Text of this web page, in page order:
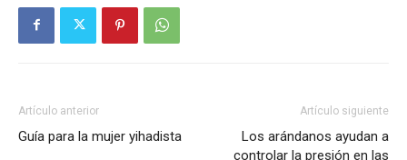
Artículo anterior
Guía para la mujer yihadista
Artículo siguiente
Los arándanos ayudan a
controlar la presión en las